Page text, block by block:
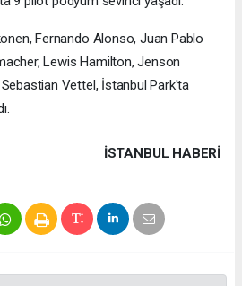
Fernando Alonso, Juan Pablo
Lewis Hamilton, Jenson
Vettel, İstanbul Park'ta
İSTANBUL HABERİ